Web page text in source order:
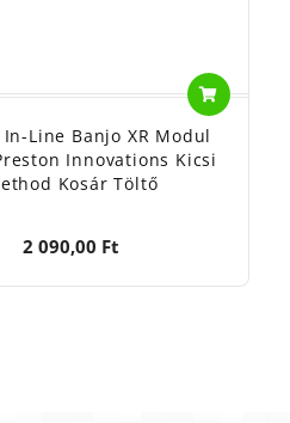
Line Banjo XR Modul
Innovations Kicsi
Kosár Töltő
2 090,00 Ft